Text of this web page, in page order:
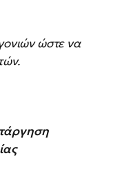
ώστε να